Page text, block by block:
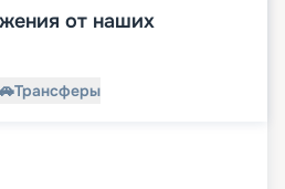
от наших
Трансферы